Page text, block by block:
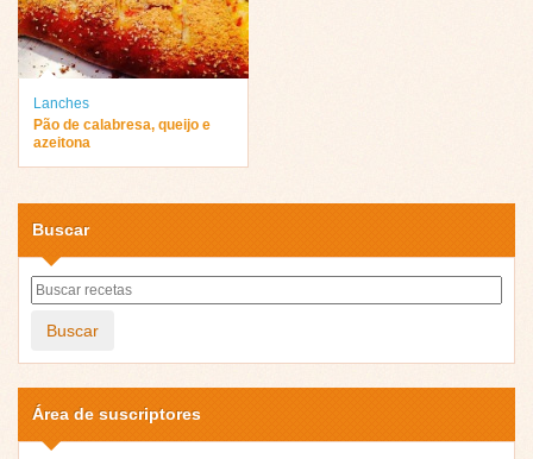
Lanches
Pão de calabresa, queijo e
azeitona
Buscar
Buscar
Área de suscriptores